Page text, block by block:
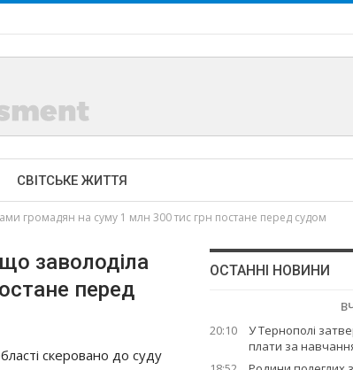
СВІТСЬКЕ ЖИТТЯ
громадян на суму 1 млн 300 тис грн постане перед судом
заволоділа
перед
скеровано до суду
ОСТАННІ НОВИНИ
20:10
У Тернополі
плати за